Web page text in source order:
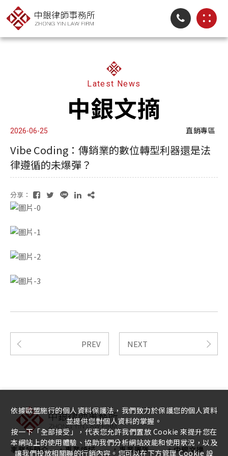
Latest News
中銀文摘
2026-06-25 直銷專區
Vibe Coding：傳銷業的數位轉型利器還是法
律遵循的未爆彈？
分享：
PREV NEXT
事務所簡介 專業領域 專業團隊 中銀文摘
依據歐盟施行的個人資料保護法，我們致力於保護您的個人資料
並提供您對個人資料的掌握。
按一下「全部接受」，代表您允許我們置放 Cookie 來提升您在
本網站上的使用體驗、協助我們分析網站效能和使用狀況，以及
讓我們投放相關聯的行銷內容。您可以在下方管理 Cookie 設